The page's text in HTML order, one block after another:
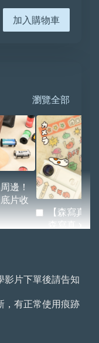
加入購物車
瀏覽全部
邊！
片收
- +
【森寫真機
森寫真 x
NT$ 80
影片下單後請告知
，有正常使用痕跡